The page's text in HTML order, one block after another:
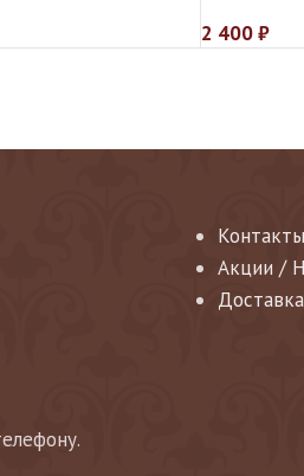
2 400₽
Контакты
Акции /
Доставка